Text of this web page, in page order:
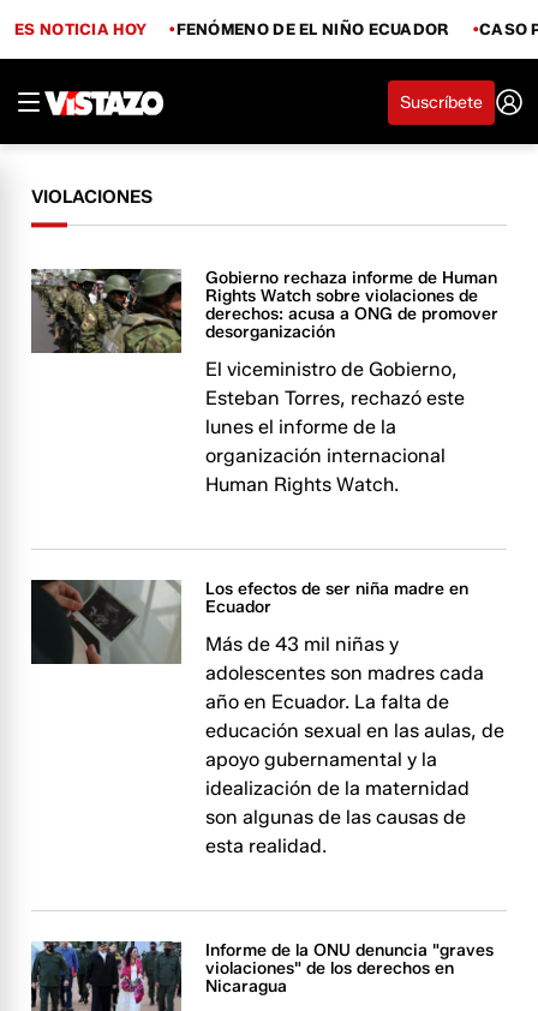
ES NOTICIA HOY FENÓMENO DE EL NIÑO ECUADOR CASO
Suscríbete
VIOLACIONES
Gobierno rechaza informe de Human
Rights Watch sobre violaciones de
derechos: acusa a ONG de promover
desorganización
El viceministro de Gobierno,
Esteban Torres, rechazó este
lunes el informe de la
organización internacional
Human Rights Watch.
Los efectos de ser niña madre en
Ecuador
Más de 43 mil niñas y
adolescentes son madres cada
año en Ecuador. La falta de
educación sexual en las aulas, de
apoyo gubernamental y la
idealización de la maternidad
son algunas de las causas de
esta realidad.
Informe de la ONU denuncia "graves
violaciones" de los derechos en
Nicaragua